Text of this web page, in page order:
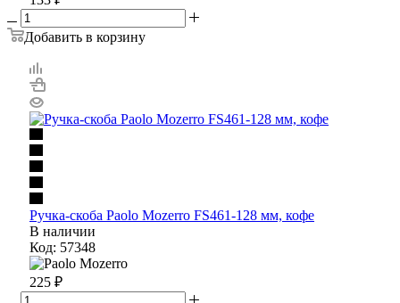
Добавить в корзину
Ручка-скоба Paolo Mozerro FS461-128 мм, кофе
В наличии
Код: 57348
225 ₽